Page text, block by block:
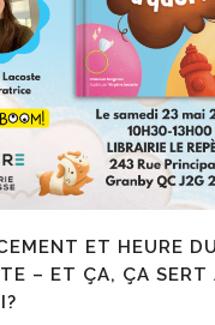
ET HEURE
– ET ÇA, ÇA SERT